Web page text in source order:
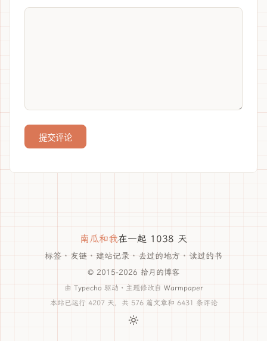
提交评论
南瓜和我在一起 1038 天
标签 · 友链 · 建站记录 · 去过的地方 · 读过的书
© 2015-2026 拾月的博客
由 Typecho 驱动 · 主题修改自 Warmpaper
本站已运行 4207 天，共 576 篇文章和 6431 条评论